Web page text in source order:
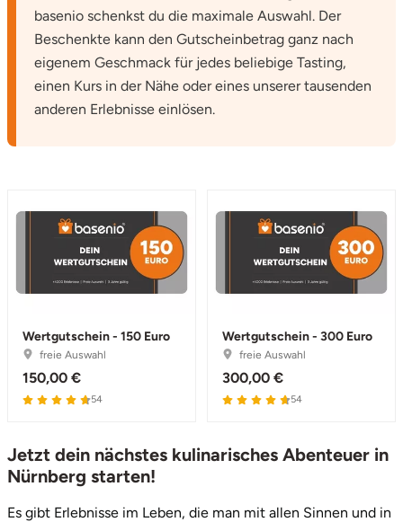
basenio schenkst du die maximale Auswahl. Der
Beschenkte kann den Gutscheinbetrag ganz nach
eigenem Geschmack für jedes beliebige Tasting,
einen Kurs in der Nähe oder eines unserer tausenden
anderen Erlebnisse einlösen.
Wertgutschein - 150 Euro
freie Auswahl
150,00 €
54
Wertgutschein - 300 Euro
freie Auswahl
300,00 €
54
Jetzt dein nächstes kulinarisches Abenteuer in
Nürnberg starten!
Es gibt Erlebnisse im Leben, die man mit allen Sinnen und in